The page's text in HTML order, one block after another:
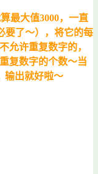
最大值3000，一直
要了～），将它的每
允许重复数字的，
复数字的个数～当
输出就好啦～